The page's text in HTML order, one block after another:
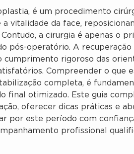
é um procedimento
vitalidade da face,
a cirurgia é apenas o
pós-operatório. A recuperação
cumprimento rigoroso das
Compreender o que
completa, é
final otimizado. Este guia
oferecer dicas práticas e
por este período com
profissional